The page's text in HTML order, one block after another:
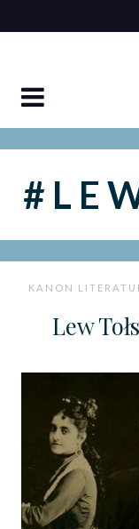
to
KANON
Lew